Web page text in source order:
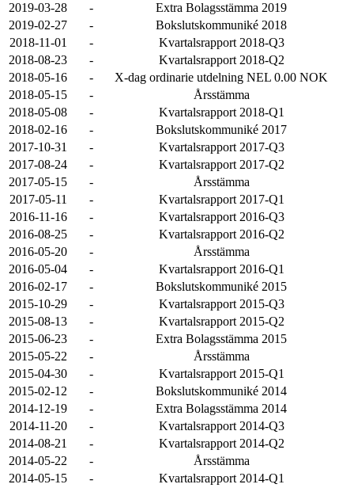
2019-03-28
-
Extra Bolagsstämma 2019
2019-02-27
-
Bokslutskommuniké 2018
2018-11-01
-
Kvartalsrapport 2018-Q3
2018-08-23
-
Kvartalsrapport 2018-Q2
2018-05-16
-
X-dag ordinarie utdelning NEL 0.00 NOK
2018-05-15
-
Årsstämma
2018-05-08
-
Kvartalsrapport 2018-Q1
2018-02-16
-
Bokslutskommuniké 2017
2017-10-31
-
Kvartalsrapport 2017-Q3
2017-08-24
-
Kvartalsrapport 2017-Q2
2017-05-15
-
Årsstämma
2017-05-11
-
Kvartalsrapport 2017-Q1
2016-11-16
-
Kvartalsrapport 2016-Q3
2016-08-25
-
Kvartalsrapport 2016-Q2
2016-05-20
-
Årsstämma
2016-05-04
-
Kvartalsrapport 2016-Q1
2016-02-17
-
Bokslutskommuniké 2015
2015-10-29
-
Kvartalsrapport 2015-Q3
2015-08-13
-
Kvartalsrapport 2015-Q2
2015-06-23
-
Extra Bolagsstämma 2015
2015-05-22
-
Årsstämma
2015-04-30
-
Kvartalsrapport 2015-Q1
2015-02-12
-
Bokslutskommuniké 2014
2014-12-19
-
Extra Bolagsstämma 2014
2014-11-20
-
Kvartalsrapport 2014-Q3
2014-08-21
-
Kvartalsrapport 2014-Q2
2014-05-22
-
Årsstämma
2014-05-15
-
Kvartalsrapport 2014-Q1